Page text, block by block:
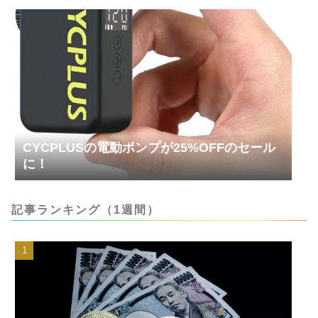
CYCPLUSの電動ポンプが25%OFFのセール
に！
記事ランキング（1週間）